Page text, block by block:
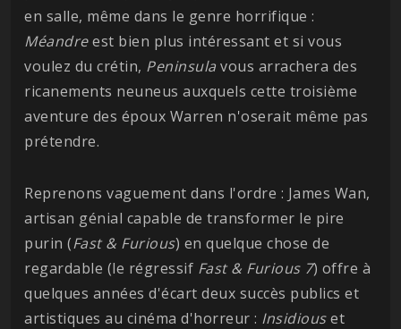
en salle, même dans le genre horrifique :
Méandreest bien plus intéressant et si vous
voulez du crétin, Peninsula vous arrachera des
ricanements neuneus auxquels cette troisième
aventure des époux Warren n'oserait même pas
prétendre.
Reprenons vaguement dans l'ordre : James Wan,
artisan génial capable de transformer le pire
purin (Fast & Furious) en quelque chose de
regardable (le régressif Fast & Furious 7) offre à
quelques années d'écart deux succès publics et
artistiques au cinéma d'horreur : Insidiouset